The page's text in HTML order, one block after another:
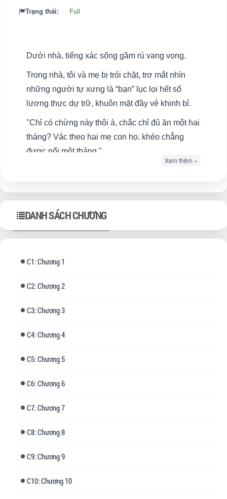
Trạng thái: Full
Dưới nhà, tiếng xác sống gầm rú vang vọng.
Trong nhà, tôi và mẹ bị trói chặt, trơ mắt nhìn
những người tự xưng là “bạn” lục lọi hết số
lương thực dự trữ, khuôn mặt đầy vẻ khinh bỉ.
"Chỉ có chừng này thôi à, chắc chỉ đủ ăn một hai
tháng? Vác theo hai mẹ con họ, khéo chẳng
được nổi một tháng."
chúng tôi.
Họ... họ muốn giết chúng tôi!
Xem thêm »
DANH SÁCH CHƯƠNG
1: Chương 1
2: Chương 2
3: Chương 3
4: Chương 4
5: Chương 5
6: Chương 6
7: Chương 7
8: Chương 8
9: Chương 9
10: Chương 10